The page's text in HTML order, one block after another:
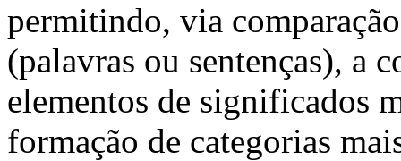
permitindo, via
(palavras ou sentenças), a
elementos de significados
formação de categorias